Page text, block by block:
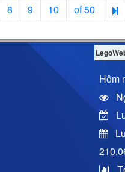
8 9 10 of 50
Hôm